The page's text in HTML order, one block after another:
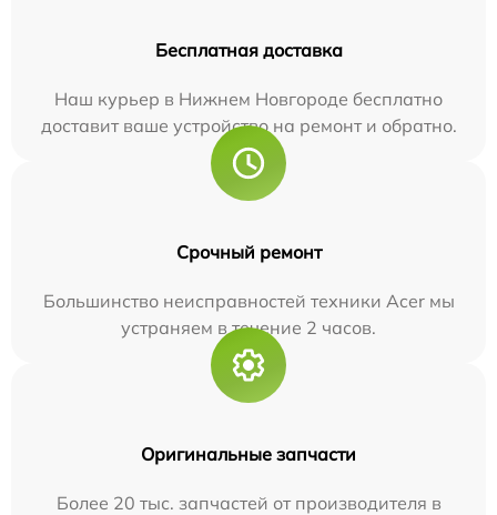
Бесплатная доставка
Наш курьер в Нижнем Новгороде бесплатно
доставит ваше устройство на ремонт и обратно.
Срочный ремонт
Большинство неисправностей техники Acer мы
устраняем в течение 2 часов.
Оригинальные запчасти
Более 20 тыс. запчастей от производителя в